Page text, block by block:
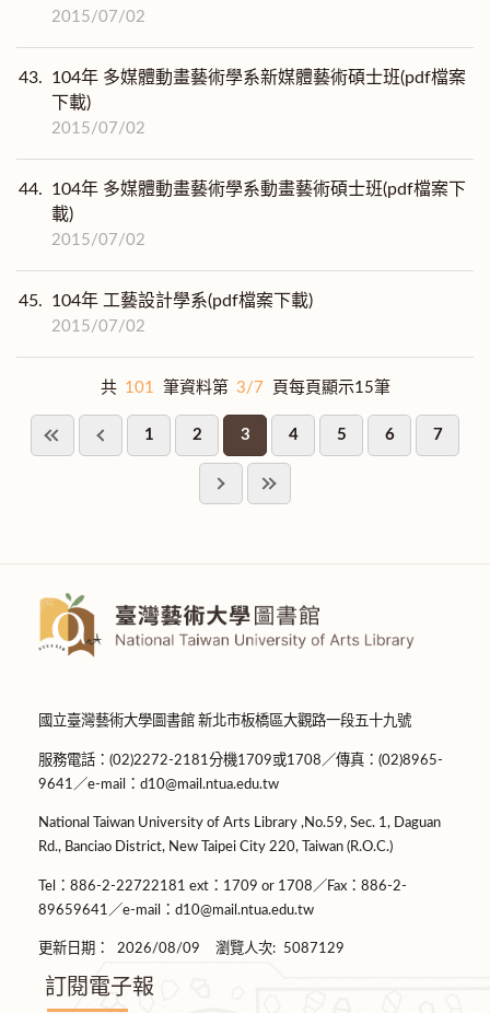
2015/07/02
43.
104年 多媒體動畫藝術學系新媒體藝術碩士班(pdf檔案
下載)
2015/07/02
44.
104年 多媒體動畫藝術學系動畫藝術碩士班(pdf檔案下
載)
2015/07/02
45. 104年 工藝設計學系(pdf檔案下載)
2015/07/02
共 101 筆資料第 3/7 頁每頁顯示15筆
1 2 3 4 5 6 7
國立臺灣藝術大學圖書館 新北市板橋區大觀路一段五十九號
服務電話：(02)2272-2181分機1709或1708／傳真：(02)8965-
9641／e-mail：d10@mail.ntua.edu.tw
National Taiwan University of Arts Library ,No.59, Sec. 1, Daguan
Rd., Banciao District, New Taipei City 220, Taiwan (R.O.C.)
Tel：886-2-22722181 ext：1709 or 1708／Fax：886-2-
89659641／e-mail：d10@mail.ntua.edu.tw
更新日期： 2026/08/09 瀏覽人次: 5087129
訂閱電子報